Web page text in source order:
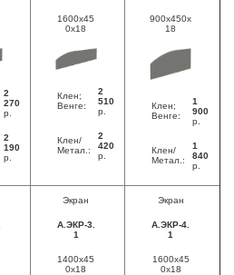
2
270
р.
2
190
р.
1600x45
0x18
Клен;
Венге:
2
510
р.
Клен/
Метал.:
2
420
р.
900x450x
18
Клен;
Венге:
1
900
р.
Клен/
Метал.:
1
840
р.
Экран
А.ЭКР-3.
1
1400x45
0x18
Экран
А.ЭКР-4.
1
1600x45
0x18